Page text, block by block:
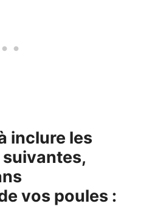
inclure les
vos poules :